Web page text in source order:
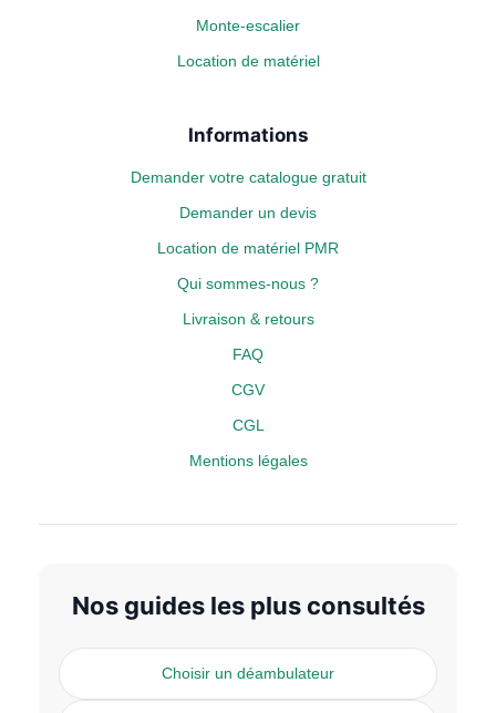
Monte-escalier
Location de matériel
Informations
Demander votre catalogue gratuit
Demander un devis
Location de matériel PMR
Qui sommes-nous ?
Livraison & retours
FAQ
CGV
CGL
Mentions légales
Nos guides les plus consultés
Choisir un déambulateur